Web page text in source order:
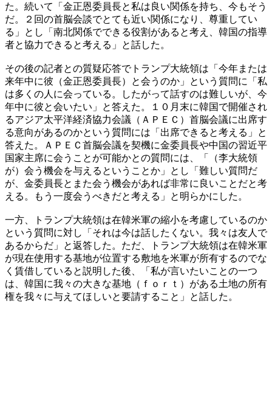
た。続いて「金正恩委員長と私は良い関係を持ち、今もそう
だ。２回の首脳会談でとても近い関係になり、尊重してい
る」とし「南北関係でできる役割があると考え、韓国の指導
者と協力できると考える」と話した。
その後の記者との質疑応答でトランプ大統領は「今年または
来年中に彼（金正恩委員長）と会うのか」という質問に「私
は多くの人に会っている。したがって話すのは難しいが、今
年中に彼と会いたい」と答えた。１０月末に韓国で開催され
るアジア太平洋経済協力会議（ＡＰＥＣ）首脳会議に出席す
る意向があるのかという質問には「出席できると考える」と
答えた。ＡＰＥＣ首脳会議を契機に金委員長や中国の習近平
国家主席に会うことが可能かとの質問には、「（李大統領
が）会う機会を与えるということか」とし「難しい質問だ
が、金委員長とまた会う機会があれば非常に良いことだと考
える。もう一度会うべきだと考える」と明らかにした。
一方、トランプ大統領は在韓米軍の縮小を考慮しているのか
という質問に対し「それは今は話したくない。我々は友人で
あるからだ」と返答した。ただ、トランプ大統領は在韓米軍
が現在使用する基地が位置する敷地を米軍が所有するのでな
く賃借していると説明した後、「私が言いたいことの一つ
は、韓国に我々の大きな基地（ｆｏｒｔ）がある土地の所有
権を我々に与えてほしいと要請すること」と話した。